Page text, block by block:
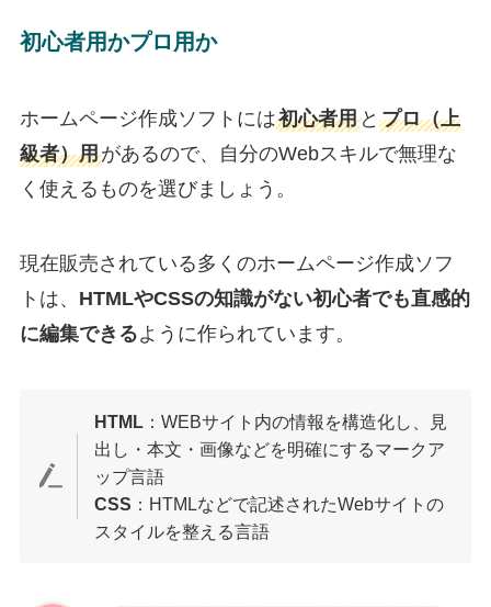
初心者用かプロ用か
ホームページ作成ソフトには初心者用と プロ（上
級者）用があるので、自分のWebスキルで無理な
く使えるものを選びましょう。
現在販売されている多くのホームページ作成ソフ
トは、 HTMLやCSSの知識がない初心者でも直感的
に編集できるように作られています。
HTML
：WEBサイト内の情報を構造化し、見
出し・本文・画像などを明確にするマークア
ップ言語
CSS ：HTMLなどで記述されたWebサイトの
スタイルを整える言語